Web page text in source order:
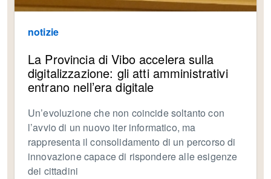
notizie
La Provincia di Vibo accelera sulla
digitalizzazione: gli atti amministrativi
entrano nell’era digitale
Un’evoluzione che non coincide soltanto con
l’avvio di un nuovo iter informatico, ma
rappresenta il consolidamento di un percorso di
innovazione capace di rispondere alle esigenze
dei cittadini